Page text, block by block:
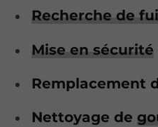
Recherche de
Mise en sécurité
Remplacement
Nettoyage de